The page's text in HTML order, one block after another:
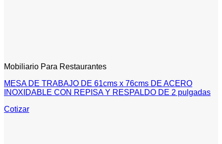
Mobiliario Para Restaurantes
MESA DE TRABAJO DE 61cms x 76cms DE ACERO
INOXIDABLE CON REPISA Y RESPALDO DE 2 pulgadas
Cotizar